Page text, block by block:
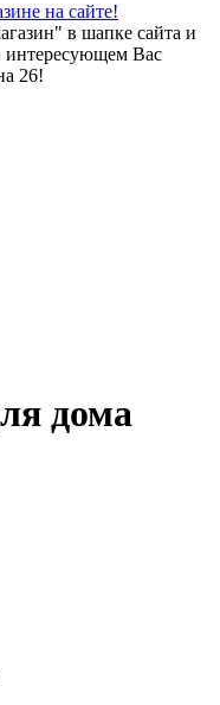
на сайте!
в шапке сайта и
интересующем Вас
26!
дома